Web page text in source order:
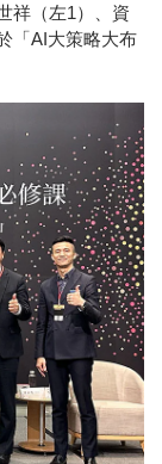
祥（左1）、資
「AI大策略大布